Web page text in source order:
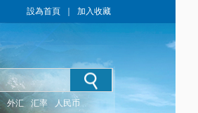
設為首頁 加入收藏
外汇 汇率 人民币